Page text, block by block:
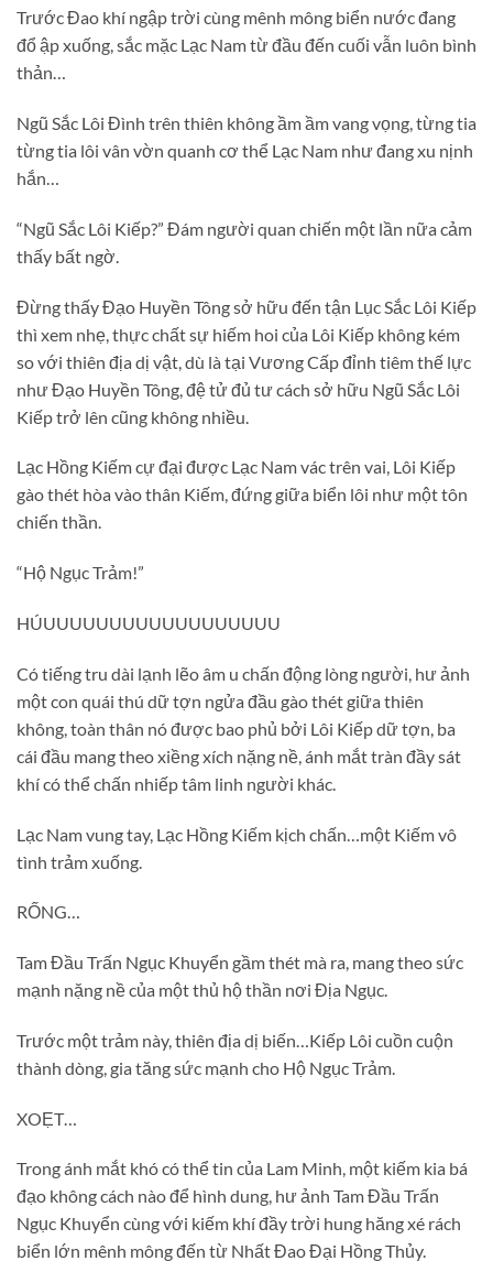
Trước Đao khí ngập trời cùng mênh mông biển nước đang
đổ ập xuống, sắc mặc Lạc Nam từ đầu đến cuối vẫn luôn bình
thản…
Ngũ Sắc Lôi Đình trên thiên không ầm ầm vang vọng, từng tia
từng tia lôi vân vờn quanh cơ thể Lạc Nam như đang xu nịnh
hắn…
“Ngũ Sắc Lôi Kiếp?” Đám người quan chiến một lần nữa cảm
thấy bất ngờ.
Đừng thấy Đạo Huyền Tông sở hữu đến tận Lục Sắc Lôi Kiếp
thì xem nhẹ, thực chất sự hiếm hoi của Lôi Kiếp không kém
so với thiên địa dị vật, dù là tại Vương Cấp đỉnh tiêm thế lực
như Đạo Huyền Tông, đệ tử đủ tư cách sở hữu Ngũ Sắc Lôi
Kiếp trở lên cũng không nhiều.
Lạc Hồng Kiếm cự đại được Lạc Nam vác trên vai, Lôi Kiếp
gào thét hòa vào thân Kiếm, đứng giữa biển lôi như một tôn
chiến thần.
“Hộ Ngục Trảm!”
HÚUUUUUUUUUUUUUUUUUU
Có tiếng tru dài lạnh lẽo âm u chấn động lòng người, hư ảnh
một con quái thú dữ tợn ngửa đầu gào thét giữa thiên
không, toàn thân nó được bao phủ bởi Lôi Kiếp dữ tợn, ba
cái đầu mang theo xiềng xích nặng nề, ánh mắt tràn đầy sát
khí có thể chấn nhiếp tâm linh người khác.
Lạc Nam vung tay, Lạc Hồng Kiếm kịch chấn…một Kiếm vô
tình trảm xuống.
RỐNG…
Tam Đầu Trấn Ngục Khuyển gầm thét mà ra, mang theo sức
mạnh nặng nề của một thủ hộ thần nơi Địa Ngục.
Trước một trảm này, thiên địa dị biến…Kiếp Lôi cuồn cuộn
thành dòng, gia tăng sức mạnh cho Hộ Ngục Trảm.
XOẸT…
Trong ánh mắt khó có thể tin của Lam Minh, một kiếm kia bá
đạo không cách nào để hình dung, hư ảnh Tam Đầu Trấn
Ngục Khuyển cùng với kiếm khí đầy trời hung hăng xé rách
biển lớn mênh mông đến từ Nhất Đao Đại Hồng Thủy.